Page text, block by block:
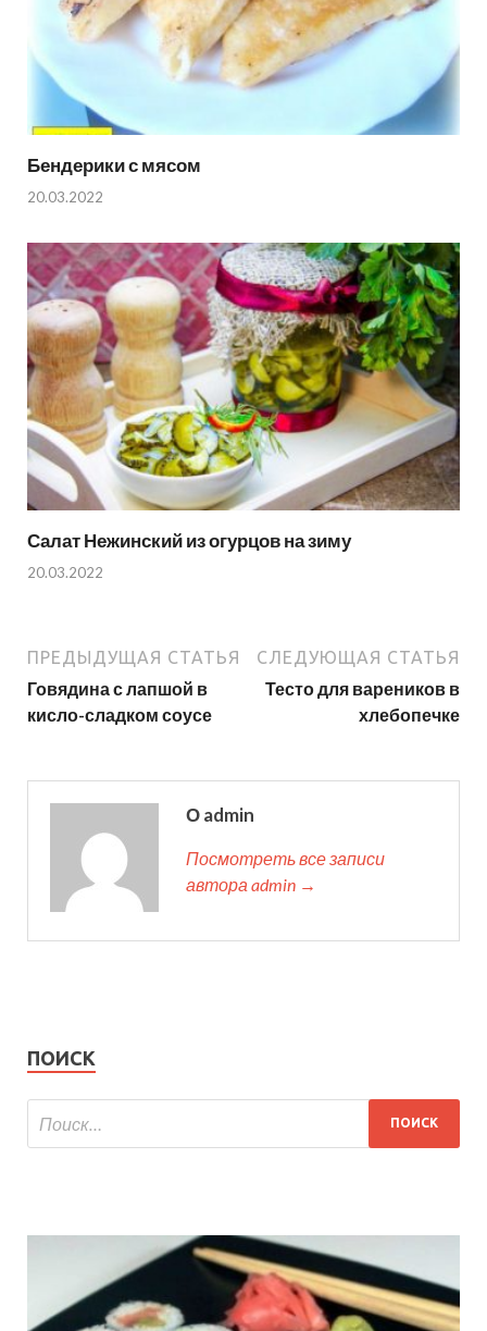
Бендерики с мясом
20.03.2022
Салат Нежинский из огурцов на зиму
20.03.2022
ПРЕДЫДУЩАЯ СТАТЬЯ
Говядина с лапшой в
кисло-сладком соусе
СЛЕДУЮЩАЯ СТАТЬЯ
Тесто для вареников в
хлебопечке
О admin
Посмотреть все записи
автора admin →
ПОИСК